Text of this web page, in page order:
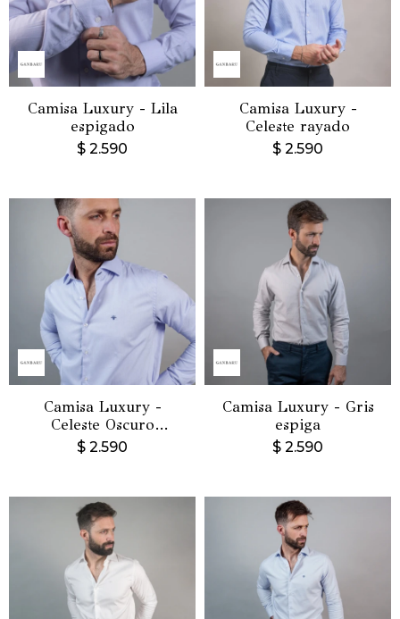
Camisa Luxury - Lila
espigado
$ 2.590
Camisa Luxury -
Celeste rayado
$ 2.590
Camisa Luxury -
Celeste Oscuro
espigado
$ 2.590
Camisa Luxury - Gris
espiga
$ 2.590